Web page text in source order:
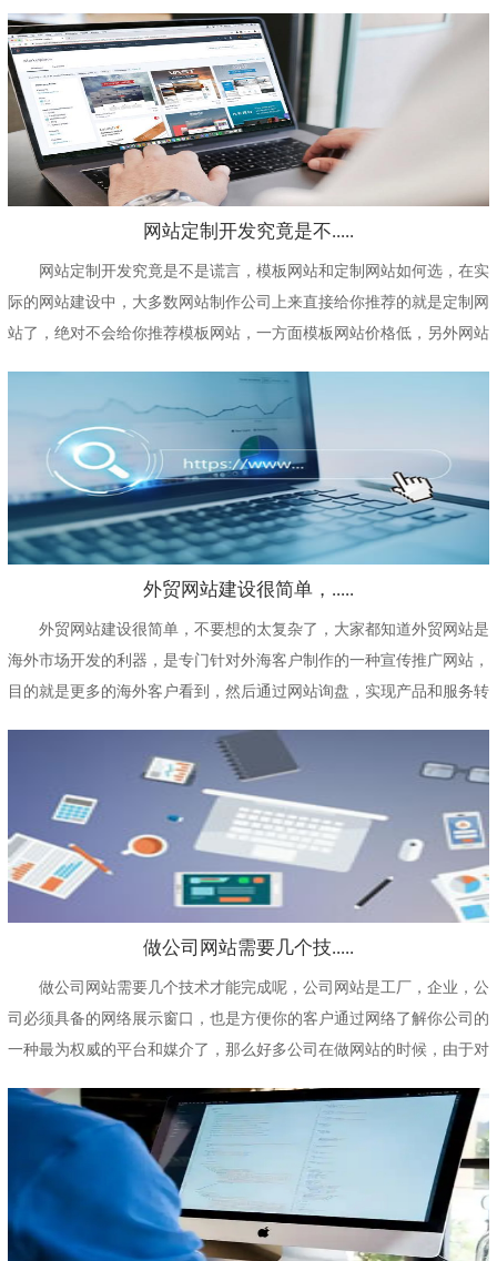
网站定制开发究竟是不.....
网站定制开发究竟是不是谎言，模板网站和定制网站如何选，在实
际的网站建设中，大多数网站制作公司上来直接给你推荐的就是定制网
站了，绝对不会给你推荐模板网站，一方面模板网站价格低，另外网站
外贸网站建设很简单，.....
外贸网站建设很简单，不要想的太复杂了，大家都知道外贸网站是
海外市场开发的利器，是专门针对外海客户制作的一种宣传推广网站，
目的就是更多的海外客户看到，然后通过网站询盘，实现产品和服务转
做公司网站需要几个技.....
做公司网站需要几个技术才能完成呢，公司网站是工厂，企业，公
司必须具备的网络展示窗口，也是方便你的客户通过网络了解你公司的
一种最为权威的平台和媒介了，那么好多公司在做网站的时候，由于对